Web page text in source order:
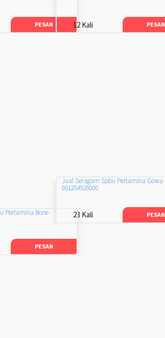
PESAN 12 Kali PESAN
Jual Seragam Spbu Pertamina Gowa
081284928000
23 Kali PESAN
Pertamina Bone
PESAN